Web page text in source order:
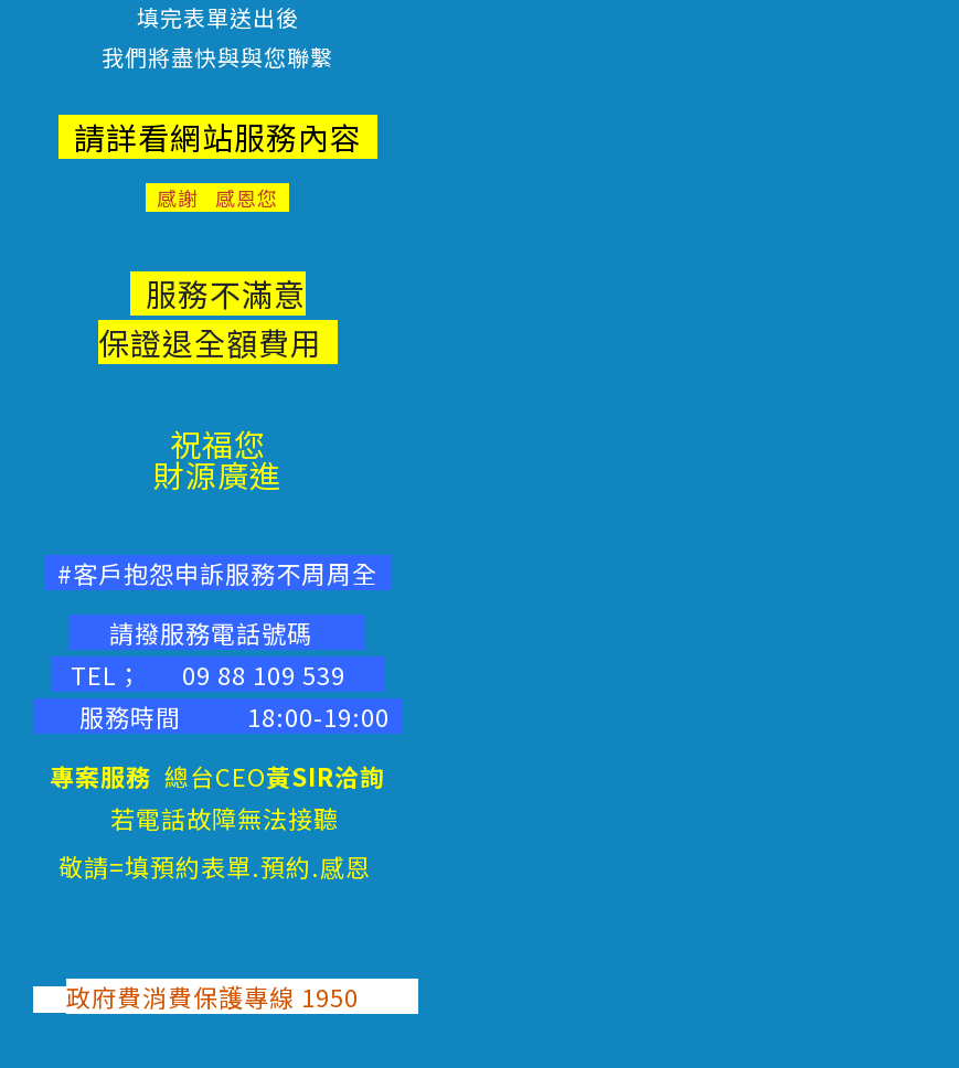
填完表單送出後
我們將盡快與與您聯繫
請詳看網站服務內容
感謝 感恩您
服務不滿意
保證退全額費用
祝福您
財源廣進
#客戶抱怨申訴服務不周周全
請撥服務電話號碼
TEL； 09 88 109 539
服務時間 18:00-19:00
專案服務 總台CEO黃SIR洽詢
若電話故障無法接聽
敬請=填預約表單.預約.感恩
政府費消費保護專線 1950